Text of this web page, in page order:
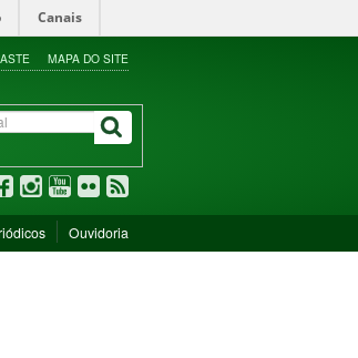
Canais
MAPA DO SITE
Ouvidoria